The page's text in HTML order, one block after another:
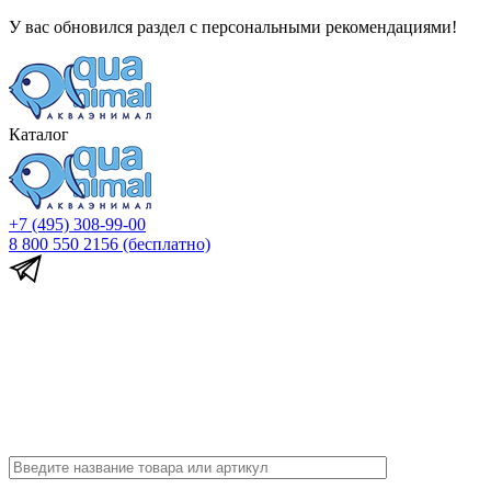
У вас обновился раздел с персональными рекомендациями!
Каталог
+7 (495) 308-99-00
8 800 550 2156 (бесплатно)